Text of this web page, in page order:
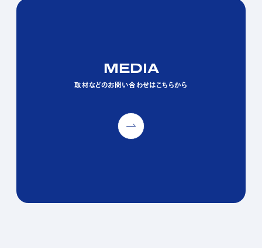
MEDIA
取材などのお問い合わせはこちらから
MEDIA
取材などのお問い合わせはこちらから
MEDIA
取材などのお問い合わせはこちらから